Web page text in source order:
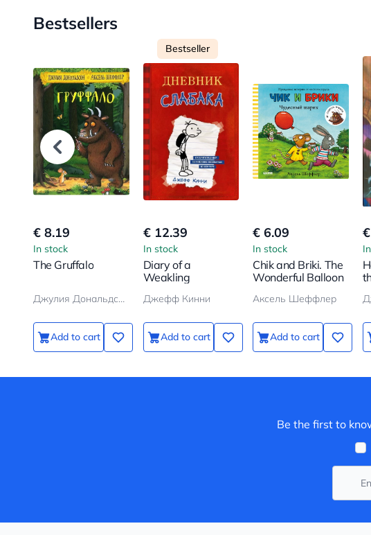
Bestsellers
€ 8.19
In stock
The Gruffalo
Джулия Дональдсон, Аксель Шеффлер
Add to cart
Bestseller
€ 12.39
In stock
Diary of a
Weakling
Джефф Кинни
Add to cart
€ 6.09
In stock
Chik and Briki. The
Wonderful Balloon
Аксель Шеффлер
Add to cart
Be the first to